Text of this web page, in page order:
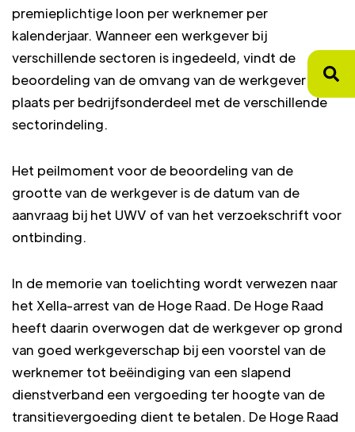
premieplichtige loon per werknemer per
kalenderjaar. Wanneer een werkgever bij
verschillende sectoren is ingedeeld, vindt de
beoordeling van de omvang van de werkgever
plaats per bedrijfsonderdeel met de verschillende
sectorindeling.
Het peilmoment voor de beoordeling van de
grootte van de werkgever is de datum van de
aanvraag bij het UWV of van het verzoekschrift voor
ontbinding.
In de memorie van toelichting wordt verwezen naar
het Xella-arrest van de Hoge Raad. De Hoge Raad
heeft daarin overwogen dat de werkgever op grond
van goed werkgeverschap bij een voorstel van de
werknemer tot beëindiging van een slapend
dienstverband een vergoeding ter hoogte van de
transitievergoeding dient te betalen. De Hoge Raad